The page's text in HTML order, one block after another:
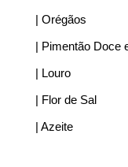
| Orégãos
| Pimentão Doce
| Louro
| Flor de Sal
| Azeite